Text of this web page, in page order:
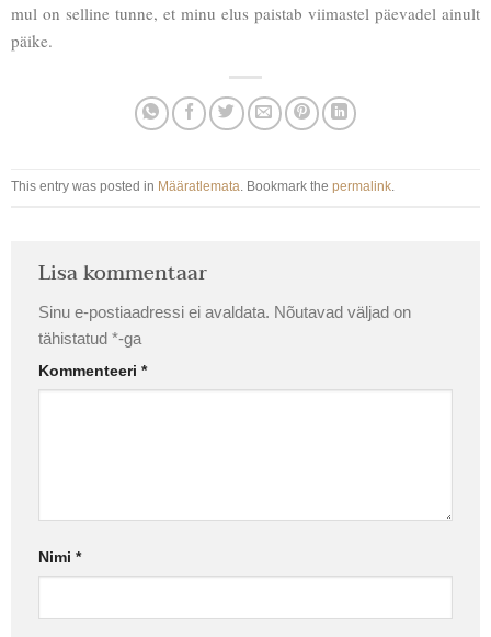
mul on selline tunne, et minu elus paistab viimastel päevadel ainult
päike.
This entry was posted in Määratlemata. Bookmark the permalink.
Lisa kommentaar
Sinu e-postiaadressi ei avaldata. Nõutavad väljad on
tähistatud *-ga
Kommenteeri *
Nimi *